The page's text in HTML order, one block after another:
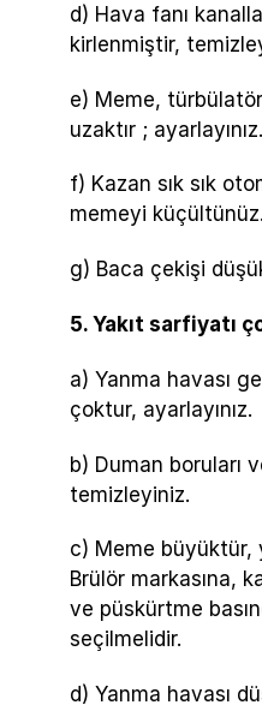
d) Hava fanı
kirlenmiştir,
e) Meme,
uzaktır ; ayarlayınız.
f) Kazan sık sık
memeyi küçültünüz.
g) Baca çekişi
5. Yakıt sarfiyatı
a) Yanma havası
çoktur, ayarlayınız.
b) Duman boruları
temizleyiniz.
c) Meme büyüktür,
Brülör markasına,
ve püskürtme
seçilmelidir.
d) Yanma havası